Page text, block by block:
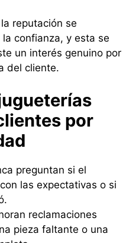
reputación se
confianza, y esta se
un interés genuino por
del cliente.
por
preguntan si el
las expectativas o si
reclamaciones
pieza faltante o una